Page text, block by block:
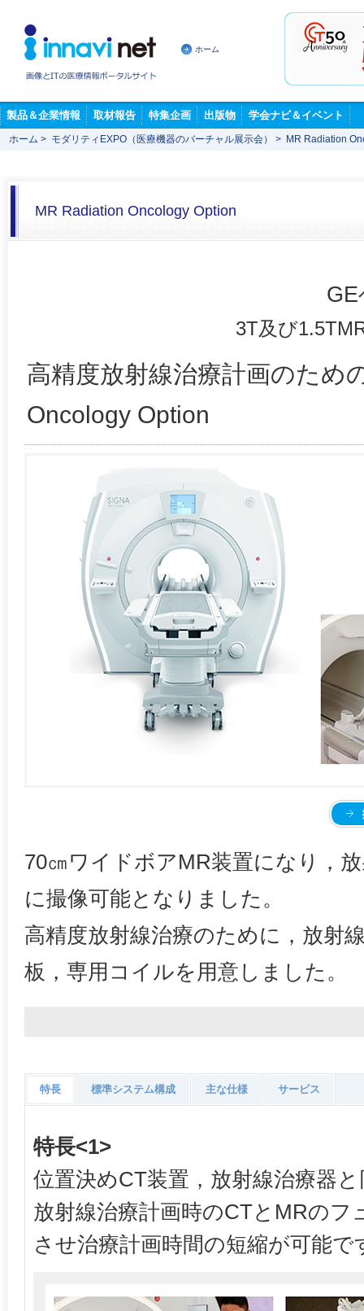
ホーム
製品＆企業情報 取材報告 特集企画 出版物 学会ナビ＆イベント
ホーム > モダリティEXPO（医療機器のバーチャル展示会） > MR Radiation
MR Radiation Oncology Option
3T及び
高精度放射線治療計画のため
Oncology Option
70㎝ワイドボアMR装置になり，
に撮像可能となりました。
高精度放射線治療のために，放射
板，専用コイルを用意しました。
特長 標準システム構成 主な仕様 サービス
特長<1>
位置決めCT装置，放射線治療器
放射線治療計画時のCTとMRのフ
させ治療計画時間の短縮が可能で